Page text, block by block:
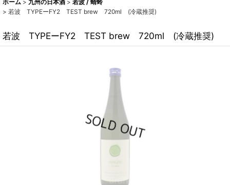
ホーム > 九州の日本酒 > 若波 / 蜻蛉
> 若波 TYPEーFY2 TEST brew 720ml (冷蔵推奨)
若波 TYPEーFY2 TEST brew 720ml (冷蔵推奨)